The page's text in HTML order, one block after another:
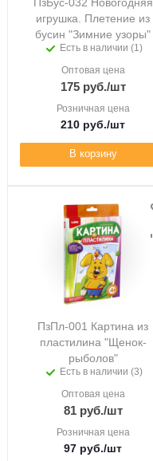
игрушка. Плетение из
бусин "Зимние узоры"
Есть в наличии (1)
Оптовая цена
175руб./шт
Розничная цена
210 руб./шт
В корзину
ПзПл-001 Картина из
пластилина "Щенок-
рыболов"
Есть в наличии (3)
Оптовая цена
81руб./шт
Розничная цена
97 руб./шт